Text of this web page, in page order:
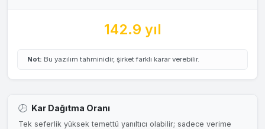
142.9 yıl
Not: Bu yazılım tahminidir, şirket farklı karar verebilir.
Kar Dağıtma Oranı
Tek seferlik yüksek temettü yanıltıcı olabilir; sadece verime